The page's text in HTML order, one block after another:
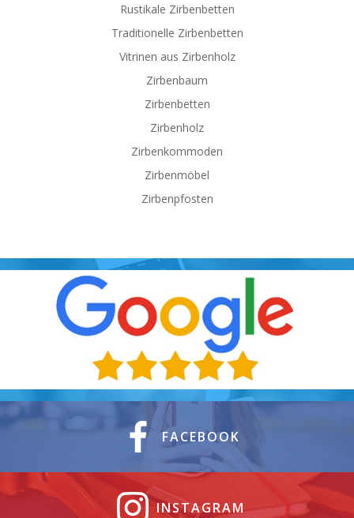
Rustikale Zirbenbetten
Traditionelle Zirbenbetten
Vitrinen aus Zirbenholz
Zirbenbaum
Zirbenbetten
Zirbenholz
Zirbenkommoden
Zirbenmöbel
Zirbenpfosten
FACEBOOK
INSTAGRAM